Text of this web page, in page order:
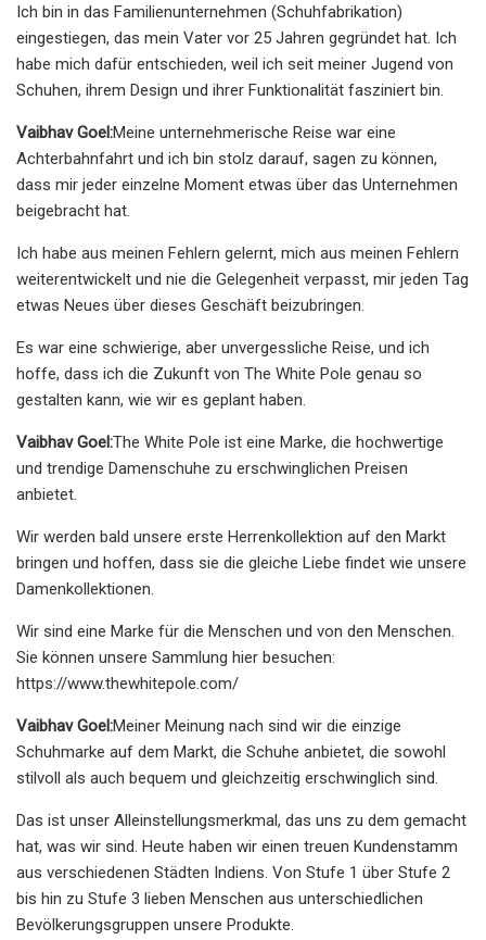
Ich bin in das Familienunternehmen (Schuhfabrikation)
eingestiegen, das mein Vater vor 25 Jahren gegründet hat. Ich
habe mich dafür entschieden, weil ich seit meiner Jugend von
Schuhen, ihrem Design und ihrer Funktionalität fasziniert bin.
Vaibhav Goel:Meine unternehmerische Reise war eine
Achterbahnfahrt und ich bin stolz darauf, sagen zu können,
dass mir jeder einzelne Moment etwas über das Unternehmen
beigebracht hat.
Ich habe aus meinen Fehlern gelernt, mich aus meinen Fehlern
weiterentwickelt und nie die Gelegenheit verpasst, mir jeden Tag
etwas Neues über dieses Geschäft beizubringen.
Es war eine schwierige, aber unvergessliche Reise, und ich
hoffe, dass ich die Zukunft von The White Pole genau so
gestalten kann, wie wir es geplant haben.
Vaibhav Goel:The White Pole ist eine Marke, die hochwertige
und trendige Damenschuhe zu erschwinglichen Preisen
anbietet.
Wir werden bald unsere erste Herrenkollektion auf den Markt
bringen und hoffen, dass sie die gleiche Liebe findet wie unsere
Damenkollektionen.
Wir sind eine Marke für die Menschen und von den Menschen.
Sie können unsere Sammlung hier besuchen:
https://www.thewhitepole.com/
Vaibhav Goel:Meiner Meinung nach sind wir die einzige
Schuhmarke auf dem Markt, die Schuhe anbietet, die sowohl
stilvoll als auch bequem und gleichzeitig erschwinglich sind.
Das ist unser Alleinstellungsmerkmal, das uns zu dem gemacht
hat, was wir sind. Heute haben wir einen treuen Kundenstamm
aus verschiedenen Städten Indiens. Von Stufe 1 über Stufe 2
bis hin zu Stufe 3 lieben Menschen aus unterschiedlichen
Bevölkerungsgruppen unsere Produkte.